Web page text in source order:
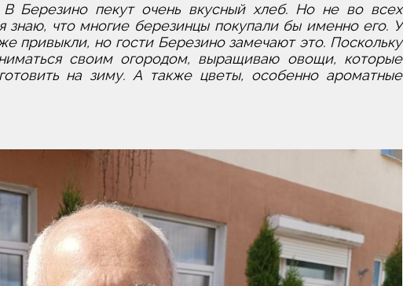
Березино пекут очень вкусный хлеб. Но не во всех
знаю, что многие березинцы покупали бы именно его. У
привыкли, но гости Березино замечают это. Поскольку
своим огородом, выращиваю овощи, которые
на зиму. А также цветы, особенно ароматные